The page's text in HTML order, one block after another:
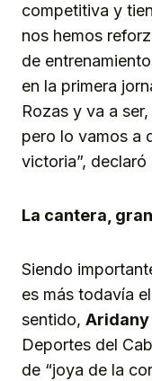
competitiva y
nos hemos
de
en la primera
Rozas y va a
pero lo vamos a
victoria”,
La cantera,
Siendo
es más todavía
sentido, Aridany
Deportes del
de “joya de la